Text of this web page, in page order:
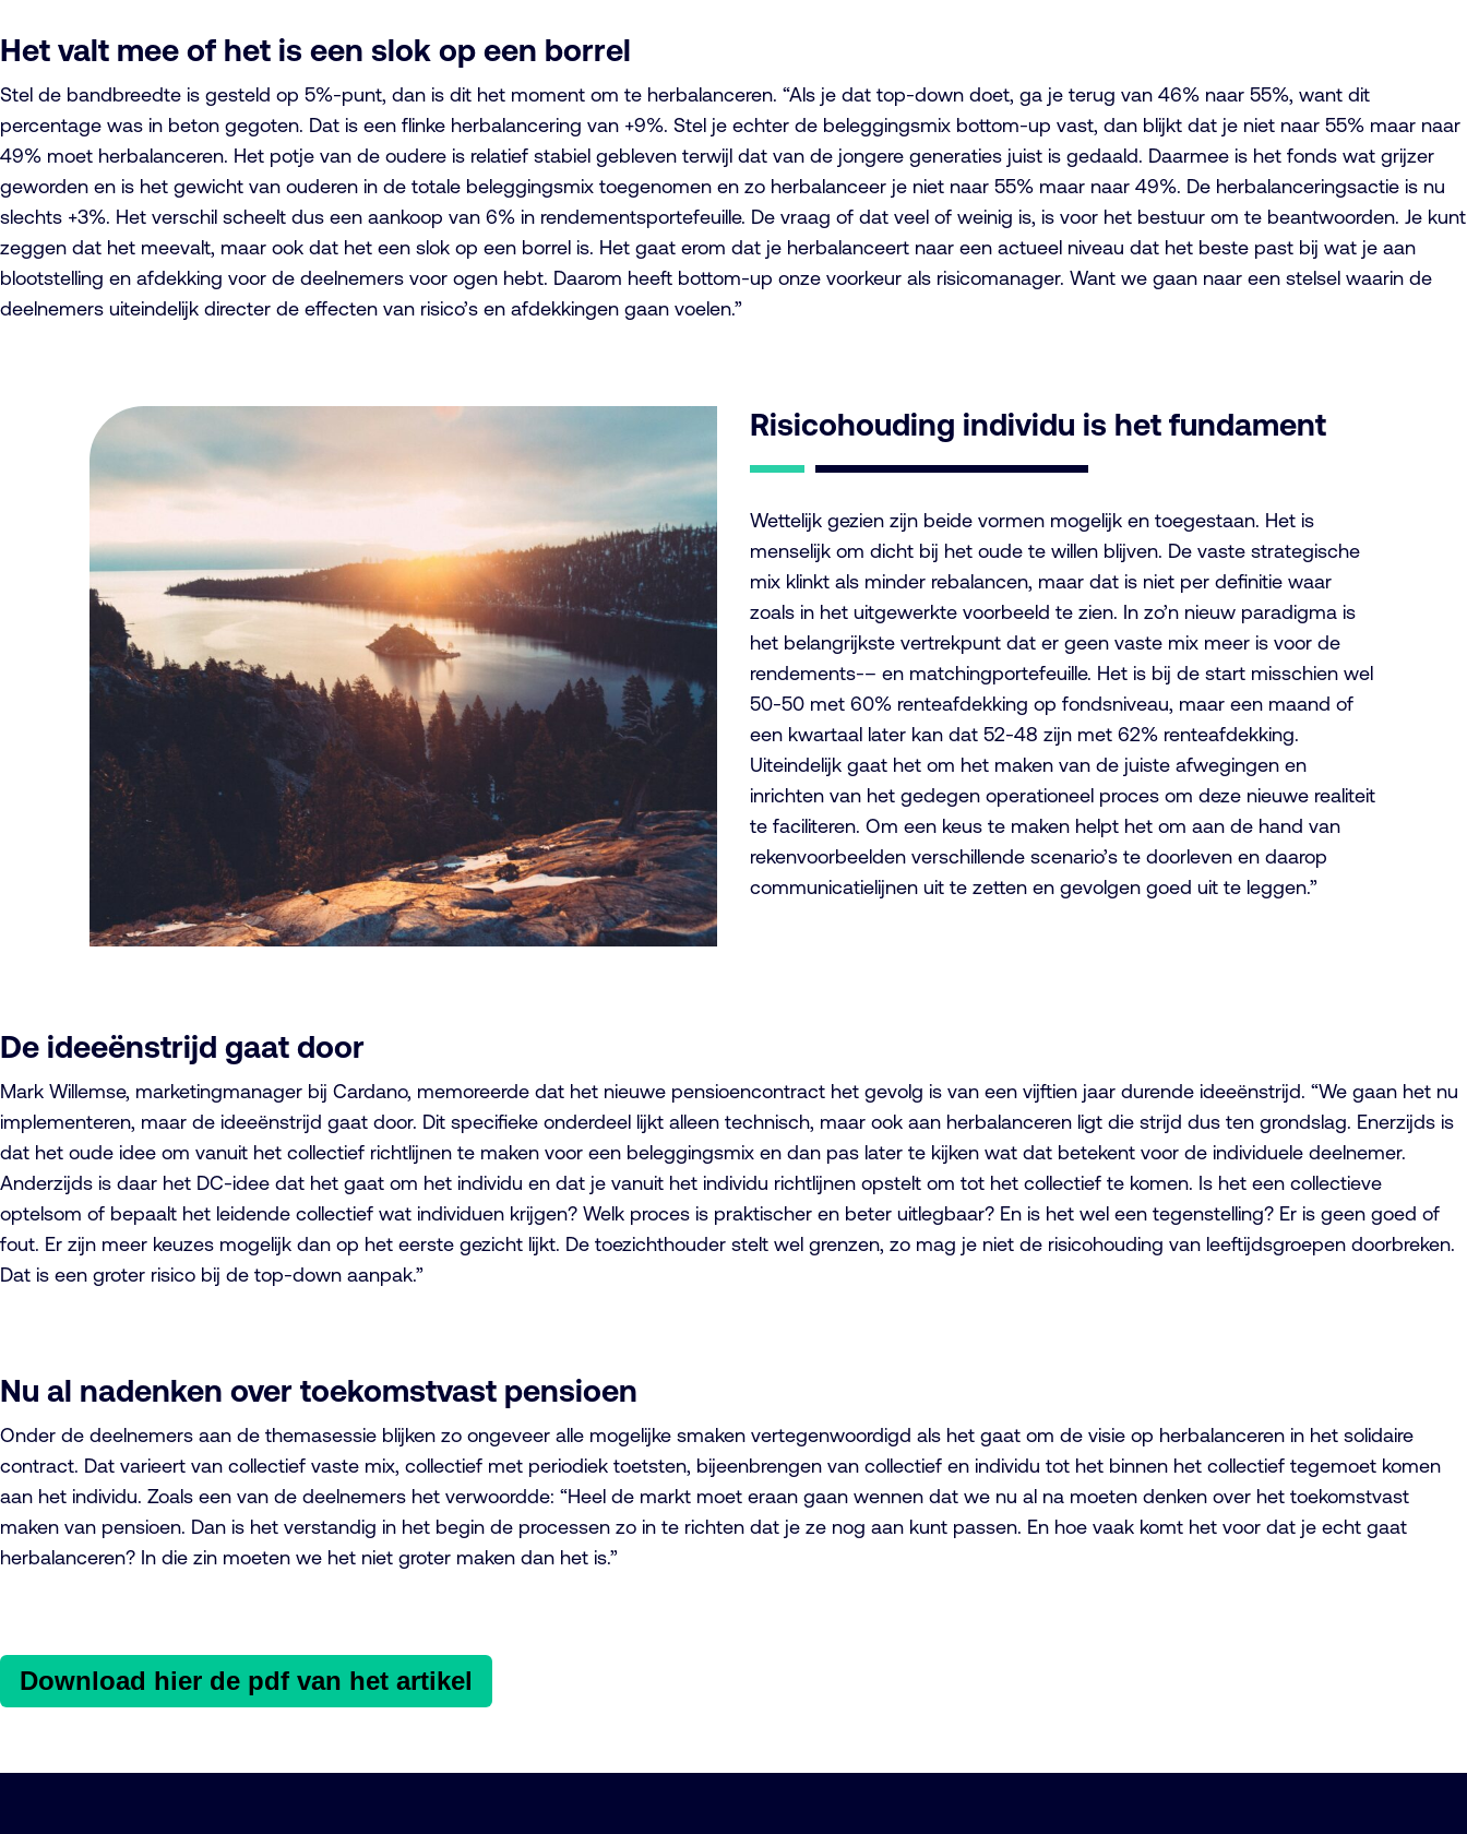
Het valt mee of het is een slok op een borrel
Stel de bandbreedte is gesteld op 5%-punt, dan is dit het moment om te herbalanceren. “Als je dat top-down doet, ga je terug van 46% naar 55%, want dit
percentage was in beton gegoten. Dat is een flinke herbalancering van +9%. Stel je echter de beleggingsmix bottom-up vast, dan blijkt dat je niet naar 55% maar naar
49% moet herbalanceren. Het potje van de oudere is relatief stabiel gebleven terwijl dat van de jongere generaties juist is gedaald. Daarmee is het fonds wat grijzer
geworden en is het gewicht van ouderen in de totale beleggingsmix toegenomen en zo herbalanceer je niet naar 55% maar naar 49%. De herbalanceringsactie is nu
slechts +3%. Het verschil scheelt dus een aankoop van 6% in rendementsportefeuille. De vraag of dat veel of weinig is, is voor het bestuur om te beantwoorden. Je kunt
zeggen dat het meevalt, maar ook dat het een slok op een borrel is. Het gaat erom dat je herbalanceert naar een actueel niveau dat het beste past bij wat je aan
blootstelling en afdekking voor de deelnemers voor ogen hebt. Daarom heeft bottom-up onze voorkeur als risicomanager. Want we gaan naar een stelsel waarin de
deelnemers uiteindelijk directer de effecten van risico’s en afdekkingen gaan voelen.”
Risicohouding individu is het fundament
Wettelijk gezien zijn beide vormen mogelijk en toegestaan. Het is
menselijk om dicht bij het oude te willen blijven. De vaste strategische
mix klinkt als minder rebalancen, maar dat is niet per definitie waar
zoals in het uitgewerkte voorbeeld te zien. In zo’n nieuw paradigma is
het belangrijkste vertrekpunt dat er geen vaste mix meer is voor de
rendements-– en matchingportefeuille. Het is bij de start misschien wel
50-50 met 60% renteafdekking op fondsniveau, maar een maand of
een kwartaal later kan dat 52-48 zijn met 62% renteafdekking.
Uiteindelijk gaat het om het maken van de juiste afwegingen en
inrichten van het gedegen operationeel proces om deze nieuwe realiteit
te faciliteren. Om een keus te maken helpt het om aan de hand van
rekenvoorbeelden verschillende scenario’s te doorleven en daarop
communicatielijnen uit te zetten en gevolgen goed uit te leggen.”
De ideeënstrijd gaat door
Mark Willemse, marketingmanager bij Cardano, memoreerde dat het nieuwe pensioencontract het gevolg is van een vijftien jaar durende ideeënstrijd. “We gaan het nu
implementeren, maar de ideeënstrijd gaat door. Dit specifieke onderdeel lijkt alleen technisch, maar ook aan herbalanceren ligt die strijd dus ten grondslag. Enerzijds is
dat het oude idee om vanuit het collectief richtlijnen te maken voor een beleggingsmix en dan pas later te kijken wat dat betekent voor de individuele deelnemer.
Anderzijds is daar het DC-idee dat het gaat om het individu en dat je vanuit het individu richtlijnen opstelt om tot het collectief te komen. Is het een collectieve
optelsom of bepaalt het leidende collectief wat individuen krijgen? Welk proces is praktischer en beter uitlegbaar? En is het wel een tegenstelling? Er is geen goed of
fout. Er zijn meer keuzes mogelijk dan op het eerste gezicht lijkt. De toezichthouder stelt wel grenzen, zo mag je niet de risicohouding van leeftijdsgroepen doorbreken.
Dat is een groter risico bij de top-down aanpak.”
Nu al nadenken over toekomstvast pensioen
Onder de deelnemers aan de themasessie blijken zo ongeveer alle mogelijke smaken vertegenwoordigd als het gaat om de visie op herbalanceren in het solidaire
contract. Dat varieert van collectief vaste mix, collectief met periodiek toetsten, bijeenbrengen van collectief en individu tot het binnen het collectief tegemoet komen
aan het individu. Zoals een van de deelnemers het verwoordde: “Heel de markt moet eraan gaan wennen dat we nu al na moeten denken over het toekomstvast
maken van pensioen. Dan is het verstandig in het begin de processen zo in te richten dat je ze nog aan kunt passen. En hoe vaak komt het voor dat je echt gaat
herbalanceren? In die zin moeten we het niet groter maken dan het is.”
Download hier de pdf van het artikel